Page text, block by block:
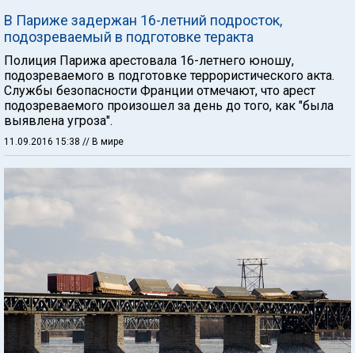
В Париже задержан 16-летний подросток,
подозреваемый в подготовке теракта
Полиция Парижа арестовала 16-летнего юношу,
подозреваемого в подготовке террористического акта.
Службы безопасности Франции отмечают, что арест
подозреваемого произошел за день до того, как "была
выявлена угроза".
11.09.2016 15:38 // В мире